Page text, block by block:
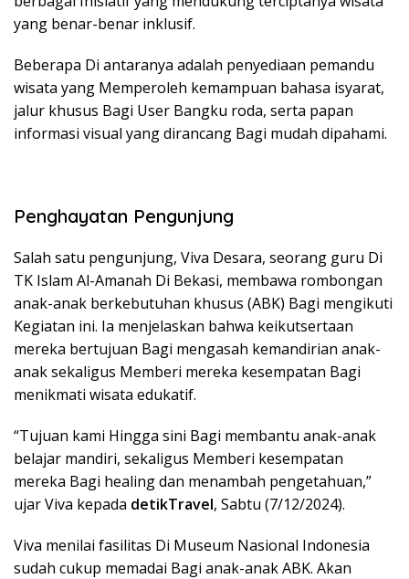
yang benar-benar inklusif.
Beberapa Di antaranya adalah penyediaan pemandu
wisata yang Memperoleh kemampuan bahasa isyarat,
jalur khusus Bagi User Bangku roda, serta papan
informasi visual yang dirancang Bagi mudah dipahami.
Penghayatan Pengunjung
Salah satu pengunjung, Viva Desara, seorang guru Di
TK Islam Al-Amanah Di Bekasi, membawa rombongan
anak-anak berkebutuhan khusus (ABK) Bagi mengikuti
Kegiatan ini. Ia menjelaskan bahwa keikutsertaan
mereka bertujuan Bagi mengasah kemandirian anak-
anak sekaligus Memberi mereka kesempatan Bagi
menikmati wisata edukatif.
“Tujuan kami Hingga sini Bagi membantu anak-anak
belajar mandiri, sekaligus Memberi kesempatan
mereka Bagi healing dan menambah pengetahuan,”
ujar Viva kepada detikTravel, Sabtu (7/12/2024).
Viva menilai fasilitas Di Museum Nasional Indonesia
sudah cukup memadai Bagi anak-anak ABK. Akan